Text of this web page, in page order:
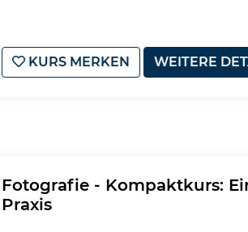
KURS MERKEN WEITERE
Fotografie - Kompaktkurs:
Praxis